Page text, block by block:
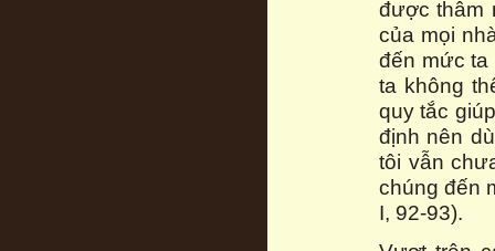
được thâm
của mọi
đến mức ta
ta không
quy tắc
định nên
tôi vẫn
chúng đến
I, 92-93).